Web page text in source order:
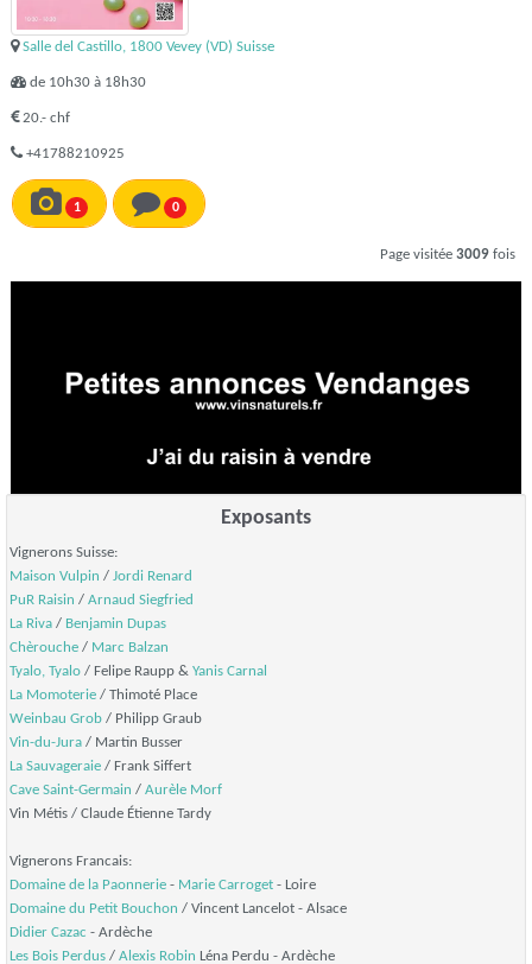
Salle del Castillo, 1800 Vevey (VD) Suisse
de 10h30 à 18h30
20.- chf
+41788210925
1 0
Page visitée 3009 fois
Exposants
Vignerons Suisse:
Maison Vulpin / Jordi Renard
PuR Raisin / Arnaud Siegfried
La Riva / Benjamin Dupas
Chèrouche / Marc Balzan
Tyalo, Tyalo / Felipe Raupp & Yanis Carnal
La Momoterie / Thimoté Place
Weinbau Grob / Philipp Graub
Vin-du-Jura / Martin Busser
La Sauvageraie / Frank Siffert
Cave Saint-Germain / Aurèle Morf
Vin Métis / Claude Étienne Tardy
Vignerons Francais:
Domaine de la Paonnerie - Marie Carroget - Loire
Domaine du Petit Bouchon / Vincent Lancelot - Alsace
Didier Cazac - Ardèche
Les Bois Perdus / Alexis Robin Léna Perdu - Ardèche